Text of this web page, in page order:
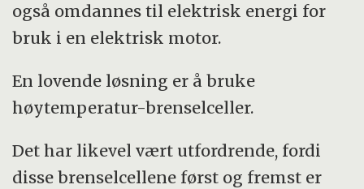
også omdannes til elektrisk energi for
bruk i en elektrisk motor.
En lovende løsning er å bruke
høytemperatur-brenselceller.
Det har likevel vært utfordrende, fordi
disse brenselcellene først og fremst er